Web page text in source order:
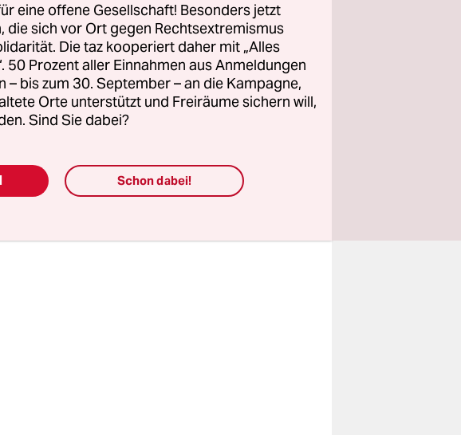
eine Übung in die
sogar als eine Übung
wie Endgültigkeit
man die
eine offene Gesellschaft! Besonders jetzt
die sich vor Ort gegen Rechtsextremismus
Die taz kooperiert daher mit „Alles
50 Prozent aller Einnahmen aus Anmeldungen
– bis zum 30. September – an die Kampagne,
Orte unterstützt und Freiräume sichern will,
Sind Sie dabei?
Schon dabei!